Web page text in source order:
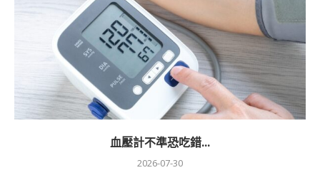
血壓計不準恐吃錯...
2026-07-30